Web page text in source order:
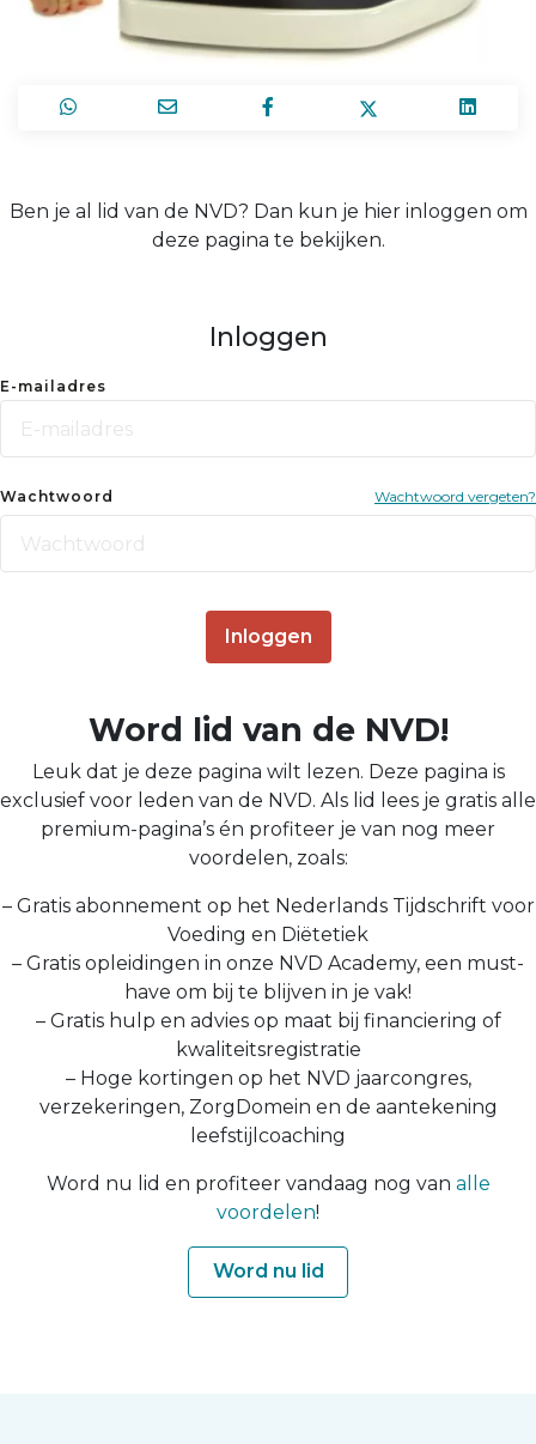
Ben je al lid van de NVD? Dan kun je hier inloggen om
deze pagina te bekijken.
Inloggen
E-mailadres
Wachtwoord Wachtwoord vergeten?
Inloggen
Word lid van de NVD!
Leuk dat je deze pagina wilt lezen. Deze pagina is
exclusief voor leden van de NVD. Als lid lees je gratis alle
premium-pagina’s én profiteer je van nog meer
voordelen, zoals:
– Gratis abonnement op het Nederlands Tijdschrift voor
Voeding en Diëtetiek
– Gratis opleidingen in onze NVD Academy, een must-
have om bij te blijven in je vak!
– Gratis hulp en advies op maat bij financiering of
kwaliteitsregistratie
– Hoge kortingen op het NVD jaarcongres,
verzekeringen, ZorgDomein en de aantekening
leefstijlcoaching
Word nu lid en profiteer vandaag nog van alle
voordelen!
Word nu lid